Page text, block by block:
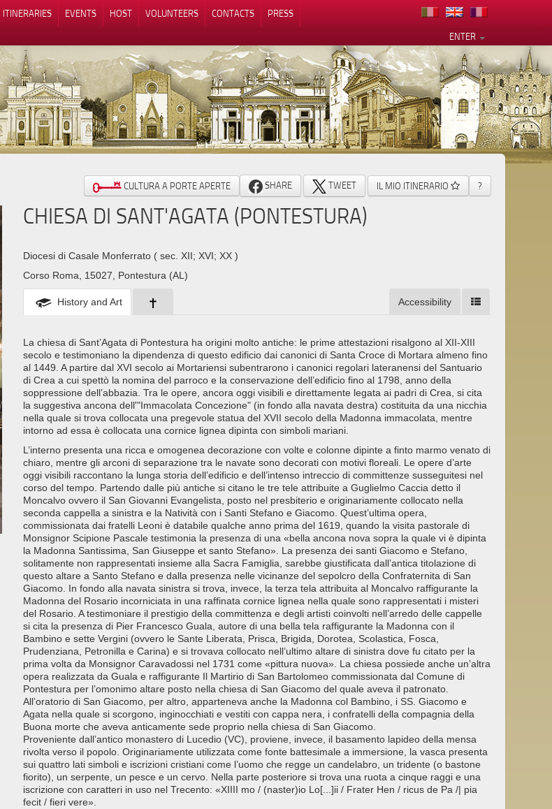
ITINERARIES EVENTS HOST VOLUNTEERS CONTACTS
PRESS
ENTER
CULTURA A PORTE APERTE SHARE TWEET IL MIO ITINERARIO ?
CHIESA DI SANT'AGATA (PONTESTURA)
Diocesi di Casale Monferrato ( sec. XII; XVI; XX )
Corso Roma, 15027, Pontestura (AL)
History and Art Accessibility
La chiesa di Sant’Agata di Pontestura ha origini molto antiche: le prime attestazioni risalgono al XII-XIII
secolo e testimoniano la dipendenza di questo edificio dai canonici di Santa Croce di Mortara almeno fino
al 1449. A partire dal XVI secolo ai Mortariensi subentrarono i canonici regolari lateranensi del Santuario
di Crea a cui spettò la nomina del parroco e la conservazione dell’edificio fino al 1798, anno della
soppressione dell’abbazia. Tra le opere, ancora oggi visibili e direttamente legata ai padri di Crea, si cita
la suggestiva ancona dell'"Immacolata Concezione" (in fondo alla navata destra) costituita da una nicchia
nella quale si trova collocata una pregevole statua del XVII secolo della Madonna immacolata, mentre
intorno ad essa è collocata una cornice lignea dipinta con simboli mariani.
L’interno presenta una ricca e omogenea decorazione con volte e colonne dipinte a finto marmo venato di
chiaro, mentre gli arconi di separazione tra le navate sono decorati con motivi floreali. Le opere d’arte
oggi visibili raccontano la lunga storia dell’edificio e dell’intenso intreccio di committenze susseguitesi nel
corso del tempo. Partendo dalle più antiche si citano le tre tele attribuite a Guglielmo Caccia detto il
Moncalvo ovvero il San Giovanni Evangelista, posto nel presbiterio e originariamente collocato nella
seconda cappella a sinistra e la Natività con i Santi Stefano e Giacomo. Quest’ultima opera,
commissionata dai fratelli Leoni è databile qualche anno prima del 1619, quando la visita pastorale di
Monsignor Scipione Pascale testimonia la presenza di una «bella ancona nova sopra la quale vi è dipinta
la Madonna Santissima, San Giuseppe et santo Stefano». La presenza dei santi Giacomo e Stefano,
solitamente non rappresentati insieme alla Sacra Famiglia, sarebbe giustificata dall’antica titolazione di
questo altare a Santo Stefano e dalla presenza nelle vicinanze del sepolcro della Confraternita di San
Giacomo. In fondo alla navata sinistra si trova, invece, la terza tela attribuita al Moncalvo raffigurante la
Madonna del Rosario incorniciata in una raffinata cornice lignea nella quale sono rappresentati i misteri
del Rosario. A testimoniare il prestigio della committenza e degli artisti coinvolti nell’arredo delle cappelle
si cita la presenza di Pier Francesco Guala, autore di una bella tela raffigurante la Madonna con il
Bambino e sette Vergini (ovvero le Sante Liberata, Prisca, Brigida, Dorotea, Scolastica, Fosca,
Prudenziana, Petronilla e Carina) e si trovava collocato nell’ultimo altare di sinistra dove fu citato per la
prima volta da Monsignor Caravadossi nel 1731 come «pittura nuova». La chiesa possiede anche un’altra
opera realizzata da Guala e raffigurante Il Martirio di San Bartolomeo commissionata dal Comune di
Pontestura per l’omonimo altare posto nella chiesa di San Giacomo del quale aveva il patronato.
All’oratorio di San Giacomo, per altro, apparteneva anche la Madonna col Bambino, i SS. Giacomo e
Agata nella quale si scorgono, inginocchiati e vestiti con cappa nera, i confratelli della compagnia della
Buona morte che aveva anticamente sede proprio nella chiesa di San Giacomo.
Proveniente dall’antico monastero di Lucedio (VC), proviene, invece, il basamento lapideo della mensa
rivolta verso il popolo. Originariamente utilizzata come fonte battesimale a immersione, la vasca presenta
sui quattro lati simboli e iscrizioni cristiani come l’uomo che regge un candelabro, un tridente (o bastone
fiorito), un serpente, un pesce e un cervo. Nella parte posteriore si trova una ruota a cinque raggi e una
iscrizione con caratteri in uso nel Trecento: «XIIII mo / (naster)io Lo[...]ii / Frater Hen / ricus de Pa /| pia
fecit / fieri vere».
Your Privacy Choices